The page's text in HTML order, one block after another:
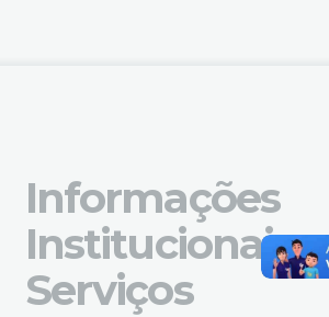
Informações
Institucionais e
Serviços